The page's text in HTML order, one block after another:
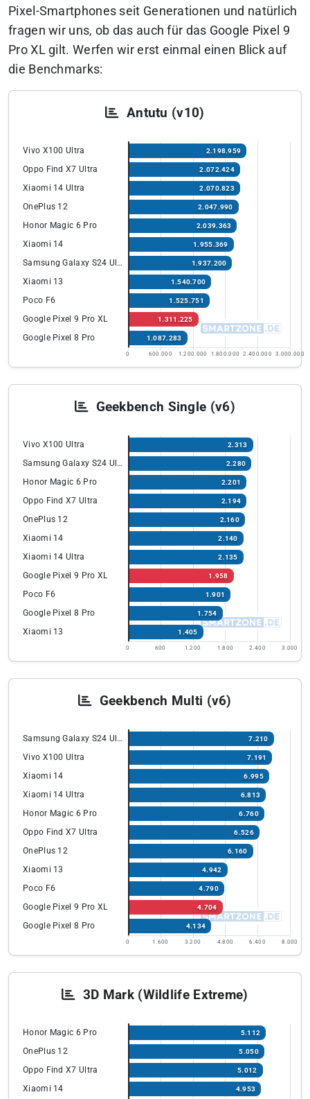
Pixel-Smartphones seit Generationen und natürlich
fragen wir uns, ob das auch für das Google Pixel 9
Pro XL gilt. Werfen wir erst einmal einen Blick auf
die Benchmarks:
Antutu (v10)
Vivo X100 Ultra 2.198.959
Oppo Find X7 Ultra 2.072.424
Xiaomi 14 Ultra 2.070.823
OnePlus 12 2.047.990
Honor Magic 6 Pro 2.039.363
Xiaomi 14 1.955.369
Samsung Galaxy S24 Ultra 1.937.200
Xiaomi 13 1.540.700
Poco F6 1.525.751
Google Pixel 9 Pro XL 1.311.225
Google Pixel 8 Pro 1.087.283
0 600.000 1.200.000 1.800.000 2.400.000 3.000.000
Geekbench Single (v6)
Vivo X100 Ultra 2.313
Samsung Galaxy S24 Ultra 2.280
Honor Magic 6 Pro 2.201
Oppo Find X7 Ultra 2.194
OnePlus 12 2.160
Xiaomi 14 2.140
Xiaomi 14 Ultra 2.135
Google Pixel 9 Pro XL 1.958
Poco F6 1.901
Google Pixel 8 Pro 1.754
Xiaomi 13 1.405
0 600 1.200 1.800 2.400 3.000
Geekbench Multi (v6)
Samsung Galaxy S24 Ultra 7.210
Vivo X100 Ultra 7.191
Xiaomi 14 6.995
Xiaomi 14 Ultra 6.813
Honor Magic 6 Pro 6.760
Oppo Find X7 Ultra 6.526
OnePlus 12 6.160
Xiaomi 13 4.942
Poco F6 4.790
Google Pixel 9 Pro XL 4.704
Google Pixel 8 Pro 4.134
0 1.600 3.200 4.800 6.400 8.000
3D Mark (Wildlife Extreme)
Honor Magic 6 Pro 5.112
OnePlus 12 5.050
Oppo Find X7 Ultra 5.012
Xiaomi 14 4.953